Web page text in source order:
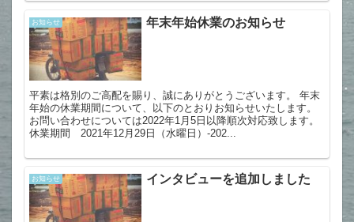
お知らせ 年末年始休業のお知らせ
平素は格別のご高配を賜り、誠にありがとうございます。 年末
年始の休業期間について、以下のとおりお知らせいたします。
お問い合わせについては2022年1月5日以降順次対応致します。
休業期間 2021年12月29日（水曜日）-202...
お知らせ インタビューを追加しました